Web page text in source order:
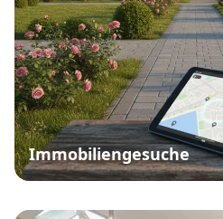
Immobiliengesuche